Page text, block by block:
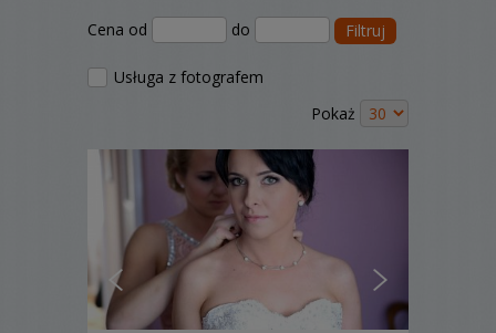
Cena od do Filtruj
Usługa z fotografem
Pokaż